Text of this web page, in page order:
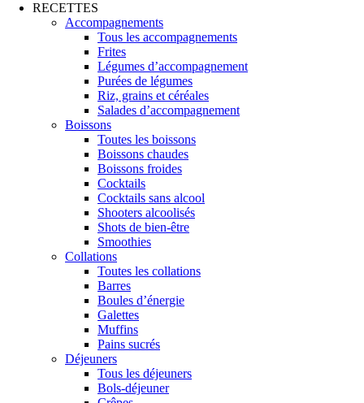
RECETTES
Accompagnements
Tous les accompagnements
Frites
Légumes d’accompagnement
Purées de légumes
Riz, grains et céréales
Salades d’accompagnement
Boissons
Toutes les boissons
Boissons chaudes
Boissons froides
Cocktails
Cocktails sans alcool
Shooters alcoolisés
Shots de bien-être
Smoothies
Collations
Toutes les collations
Barres
Boules d’énergie
Galettes
Muffins
Pains sucrés
Déjeuners
Tous les déjeuners
Bols-déjeuner